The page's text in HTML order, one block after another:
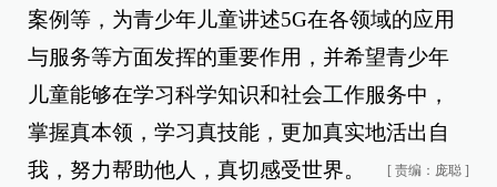
案例等，为青少年儿童讲述5G在各领域的应用
与服务等方面发挥的重要作用，并希望青少年
儿童能够在学习科学知识和社会工作服务中，
掌握真本领，学习真技能，更加真实地活出自
我，努力帮助他人，真切感受世界。
[ 责编：庞聪 ]